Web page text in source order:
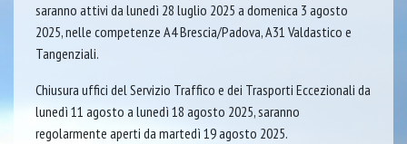
saranno attivi da lunedì 28 luglio 2025 a domenica 3 agosto
2025, nelle competenze A4 Brescia/Padova, A31 Valdastico e
Tangenziali.
Chiusura uffici del Servizio Traffico e dei Trasporti Eccezionali da
lunedì 11 agosto a lunedì 18 agosto 2025, saranno
regolarmente aperti da martedì 19 agosto 2025.